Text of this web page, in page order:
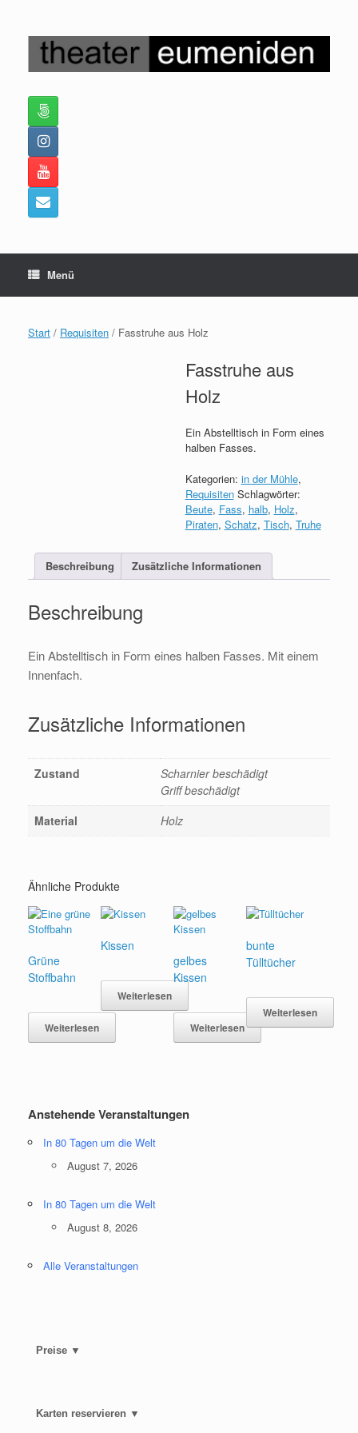
springen
Menü
Start / Requisiten / Fasstruhe aus Holz
Fasstruhe aus
Holz
Ein Abstelltisch in Form eines
halben Fasses.
Kategorien: in der Mühle,
Requisiten Schlagwörter:
Beute, Fass, halb, Holz,
Piraten, Schatz, Tisch, Truhe
Beschreibung Zusätzliche Informationen
Beschreibung
Ein Abstelltisch in Form eines halben Fasses. Mit einem
Innenfach.
Zusätzliche Informationen
Zustand
Scharnier beschädigt
Griff beschädigt
Material
Holz
Ähnliche Produkte
Grüne
Stoffbahn
Weiterlesen
Kissen
Weiterlesen
gelbes
Kissen
Weiterlesen
bunte
Tülltücher
Weiterlesen
Anstehende Veranstaltungen
In 80 Tagen um die Welt
August 7, 2026
In 80 Tagen um die Welt
August 8, 2026
Alle Veranstaltungen
Preise ▼
Karten reservieren ▼